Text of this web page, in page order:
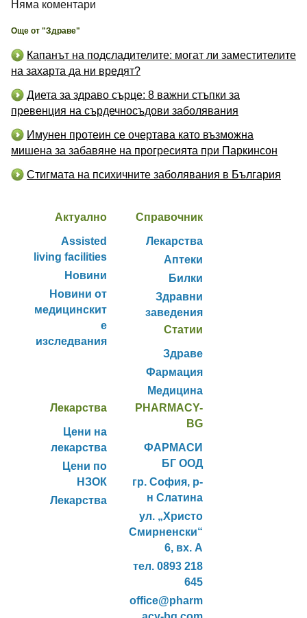
Няма коментари
Още от "Здраве"
Капанът на подсладителите: могат ли заместителите
на захарта да ни вредят?
Диета за здраво сърце: 8 важни стъпки за
превенция на сърдечносъдови заболявания
Имунен протеин се очертава като възможна
мишена за забавяне на прогресията при Паркинсон
Стигмата на психичните заболявания в България
Актуално
Assisted
living facilities
Новини
Новини от
медицинскит
е
изследвания
Справочник
Лекарства
Аптеки
Билки
Здравни
заведения
Статии
Здраве
Фармация
Медицина
Лекарства
Цени на
лекарства
Цени по
НЗОК
Лекарства
PHARMACY-
BG
ФАРМАСИ
БГ ООД
гр. София, р-
н Слатина
ул. „Христо
Смирненски“
6, вх. А
тел. 0893 218
645
office@pharm